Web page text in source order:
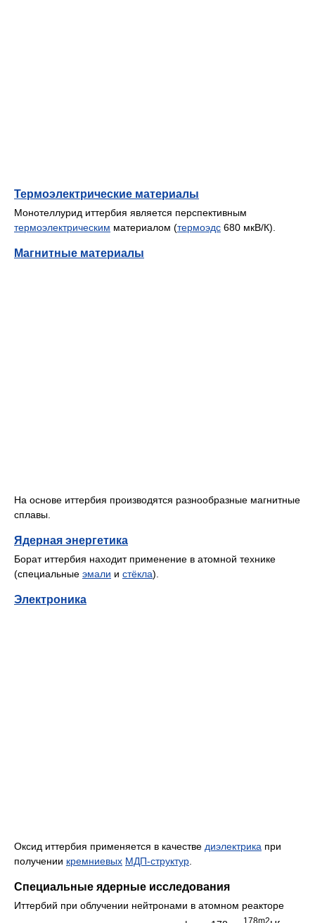
Термоэлектрические материалы
Монотеллурид иттербия является перспективным
термоэлектрическим материалом (термоэдс 680 мкВ/К).
Магнитные материалы
На основе иттербия производятся разнообразные магнитные
сплавы.
Ядерная энергетика
Борат иттербия находит применение в атомной технике
(специальные эмали и стёкла).
Электроника
Оксид иттербия применяется в качестве диэлектрика при
получении кремниевых МДП-структур
Специальные ядерные исследования
Иттербий при облучении нейтронами в атомном реакторе
178m2